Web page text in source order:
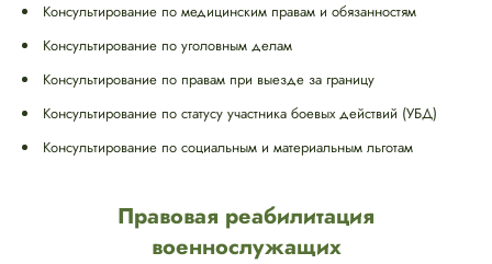
Консультирование по медицинским правам и обязанностям
Консультирование по уголовным делам
Консультирование по правам при выезде за границу
Консультирование по статусу участника боевых действий (УБД)
Консультирование по социальным и материальным льготам
Правовая реабилитация
военнослужащих